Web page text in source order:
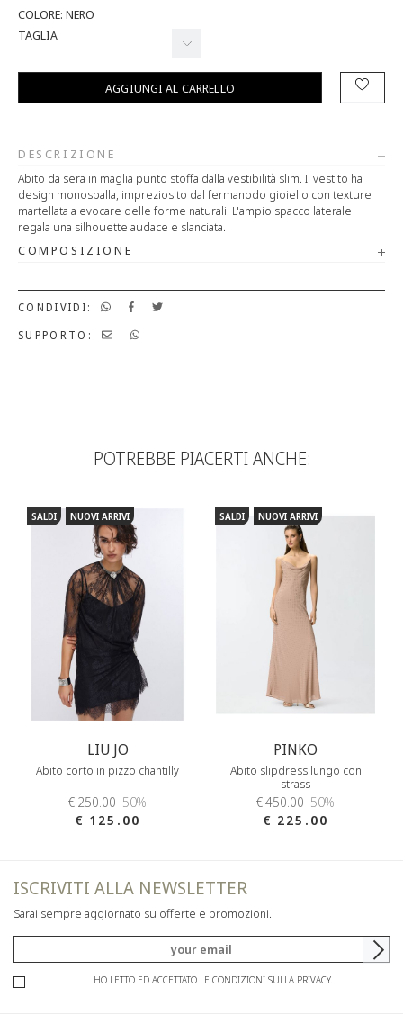
COLORE: NERO
TAGLIA
AGGIUNGI AL CARRELLO
DESCRIZIONE
Abito da sera in maglia punto stoffa dalla vestibilità slim. Il vestito ha
design monospalla, impreziosito dal fermanodo gioiello con texture
martellata a evocare delle forme naturali. L'ampio spacco laterale
regala una silhouette audace e slanciata.
COMPOSIZIONE
CONDIVIDI:
SUPPORTO:
POTREBBE PIACERTI ANCHE:
SALDI NUOVI ARRIVI
LIU JO
Abito corto in pizzo chantilly
€ 250.00-50%
€ 125.00
SALDI NUOVI ARRIVI
PINKO
Abito slipdress lungo con
strass
€ 450.00-50%
€ 225.00
ISCRIVITI ALLA NEWSLETTER
Sarai sempre aggiornato su offerte e promozioni.
HO LETTO ED ACCETTATO LE CONDIZIONI SULLA PRIVACY.